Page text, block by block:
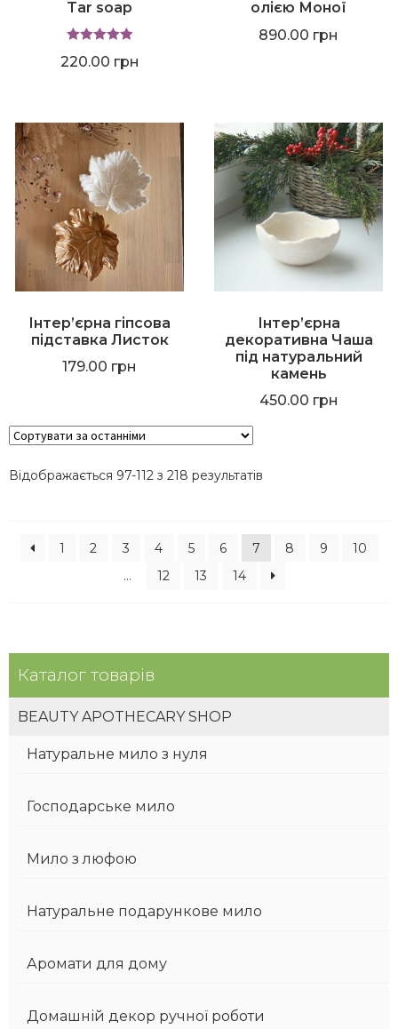
Каталог товарів
BEAUTY APOTHECARY SHOP
Натуральне мило з нуля
Господарське мило
Мило з люфою
Натуральне подарункове мило
Аромати для дому
Домашній декор ручної роботи
Tar soap
220.00 грн
олією Моної
890.00 грн
Інтер’єрна гіпсова
підставка Листок
179.00 грн
Інтер’єрна
декоративна Чаша
під натуральний
камень
450.00 грн
Відображається 97-112 з 218 результатів
1 2 3 4 5 6 7 8 9
10
…
12 13 14